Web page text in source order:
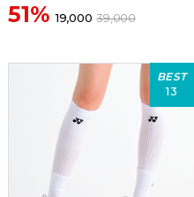
51% 19,000 39,000
BEST
13